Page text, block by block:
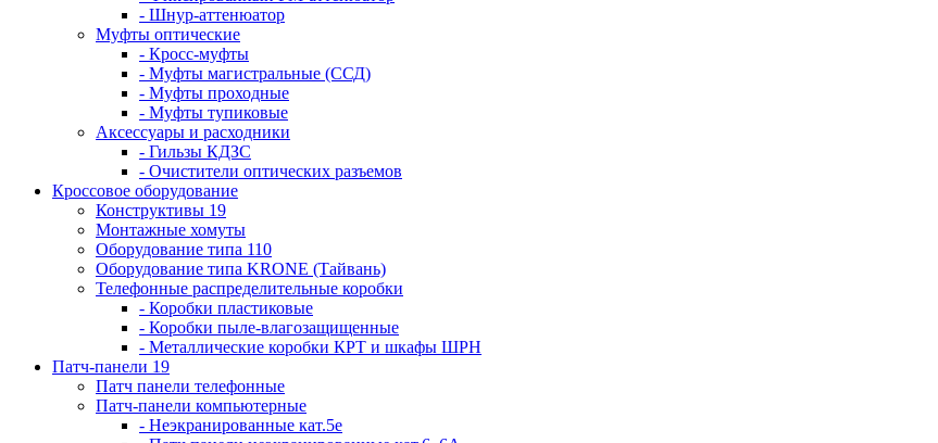
- Шнур-аттенюатор
Муфты оптические
- Кросс-муфты
- Муфты магистральные (ССД)
- Муфты проходные
- Муфты тупиковые
Аксессуары и расходники
- Гильзы КДЗС
- Очистители оптических разъемов
Кроссовое оборудование
Конструктивы 19
Монтажные хомуты
Оборудование типа 110
Оборудование типа KRONE (Тайвань)
Телефонные распределительные коробки
- Коробки пластиковые
- Коробки пыле-влагозащищенные
- Металлические коробки КРТ и шкафы ШРН
Патч-панели 19
Патч панели телефонные
Патч-панели компьютерные
- Неэкранированные кат.5е